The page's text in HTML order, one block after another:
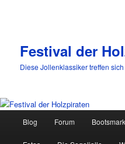
Festival der
Diese Jollenklassiker treffen
Zum
Blog Forum